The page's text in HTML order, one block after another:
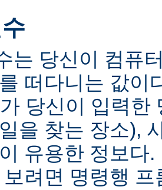
는 당신이 컴퓨
떠다니는 값이
당신이 입력한
을 찾는 장소),
유용한 정보다
보려면 명령행